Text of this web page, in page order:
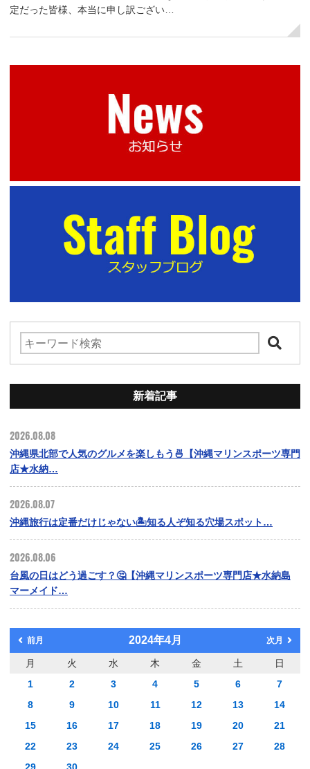
定だった皆様、本当に申し訳ござい…
新着記事
2026.08.08
沖縄県北部で人気のグルメを楽しもう🍜【沖縄マリンスポーツ専門
店★水納…
2026.08.07
沖縄旅行は定番だけじゃない🏝️知る人ぞ知る穴場スポット…
2026.08.06
台風の日はどう過ごす？🤔【沖縄マリンスポーツ専門店★水納島
マーメイド…
前月 2024年4月 次月
月 火 水 木 金 土
日
1
2 3 4 5 6
7
8
9 10 11 12 13
14
15
16 17 18 19 20
21
22
23 24 25 26 27
28
29
30